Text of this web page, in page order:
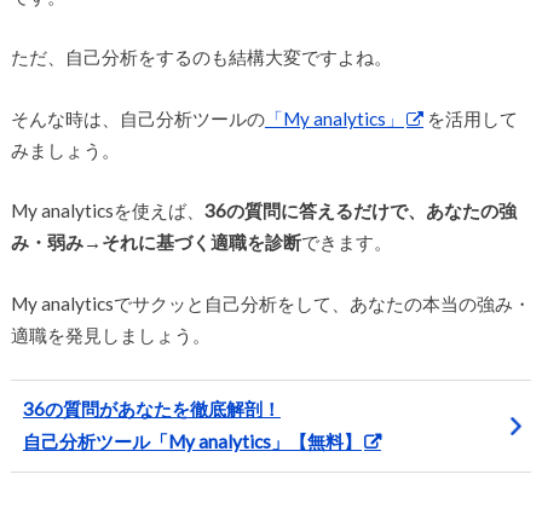
ただ、自己分析をするのも結構大変ですよね。
そんな時は、自己分析ツールの「My analytics」
を活用して
みましょう。
My analyticsを使えば、 36の質問に答えるだけで、あなたの強
み・弱み→それに基づく適職を診断できます。
My analyticsでサクッと自己分析をして、あなたの本当の強み・
適職を発見しましょう。
36の質問があなたを徹底解剖！
自己分析ツール「My analytics」【無料】